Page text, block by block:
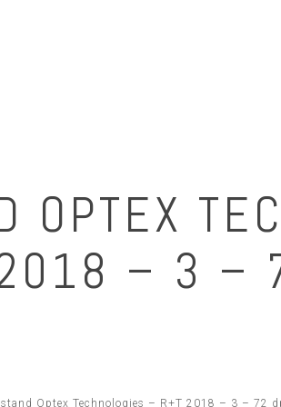
OPTEX
– 3 –
stand Optex Technologies – R+T 2018 – 3 – 72